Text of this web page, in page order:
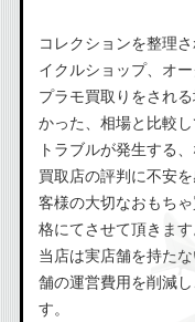
コレクションを整理
イクルショップ、オ
プラモ買取りをされ
かった、相場と比較
トラブルが発生する
買取店の評判に不安
客様の大切なおもち
格にてさせて頂きます
当店は実店舗を持た
舗の運営費用を削減
す。